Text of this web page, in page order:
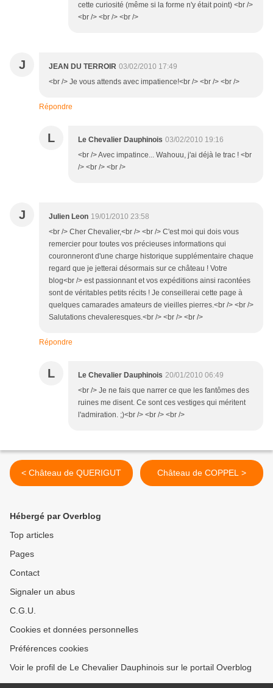
cette curiosité (même si la forme n'y était point) <br />
<br /> <br /> <br />
J JEAN DU TERROIR 03/02/2010 17:49
<br /> Je vous attends avec impatience!<br /> <br /> <br />
Répondre
L Le Chevalier Dauphinois 03/02/2010 19:16
<br /> Avec impatince... Wahouu, j'ai déjà le trac ! <br
/> <br /> <br />
J Julien Leon 19/01/2010 23:58
<br /> Cher Chevalier,<br /> <br /> C'est moi qui dois vous
remercier pour toutes vos précieuses informations qui
couronneront d'une charge historique supplémentaire chaque
regard que je jetterai désormais sur ce château ! Votre
blog<br /> est passionnant et vos expéditions ainsi racontées
sont de véritables petits récits ! Je conseillerai cette page à
quelques camarades amateurs de vieilles pierres.<br /> <br />
Salutations chevaleresques.<br /> <br /> <br />
Répondre
L Le Chevalier Dauphinois 20/01/2010 06:49
<br /> Je ne fais que narrer ce que les fantômes des
ruines me disent. Ce sont ces vestiges qui méritent
l'admiration. ;)<br /> <br /> <br />
< Château de QUERIGUT Château de COPPEL >
Hébergé par Overblog
Top articles
Pages
Contact
Signaler un abus
C.G.U.
Cookies et données personnelles
Préférences cookies
Voir le profil de Le Chevalier Dauphinois sur le portail Overblog